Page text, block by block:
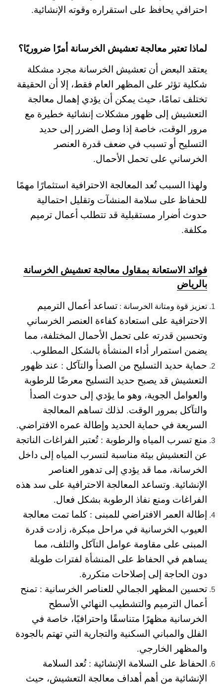
احترافي يحافظ على استقراره وقوته الإنشائية.
لماذا تعتبر معالجة تعشيش الخرسانة أمرًا ضروريًا؟
يعتقد البعض أن تعشيش الخرسانة مجرد مشكلة
شكلية تؤثر على المظهر العام فقط، إلا أن الحقيقة
تختلف تمامًا، حيث يمكن أن يؤدي إهمال معالجة
التعشيش إلى ظهور مشكلات إنشائية خطيرة مع
مرور الوقت، خاصة إذا وصل الضرر إلى حديد
التسليح أو تسبب في ضعف قدرة العنصر
الخرساني على تحمل الأحمال.
ولهذا السبب تُعد المعالجة الاحترافية استثمارًا مهمًا
للحفاظ على سلامة المنشآت وتقليل احتمالية
حدوث أضرار مستقبلية قد تتطلب أعمال ترميم
مكلفة.
فوائد الاستعانة بمقاول معالجة تعشيش الخرسانة
بالرياض
تعزيز قوة ومتانة الخرسانة : تساعد أعمال الترميم
الاحترافية على استعادة كفاءة العنصر الخرساني
وتحسين قدرته على تحمل الأحمال المختلفة، مما
يضمن استمرار أداء المنشأة بالشكل المطلوب.
حماية حديد التسليح من الصدأ والتآكل : عند ظهور
التعشيش قد يصبح حديد التسليح معرضًا للرطوبة
والعوامل الجوية، وهو ما يؤدي إلى حدوث الصدأ
والتآكل بمرور الوقت. لذلك تساهم المعالجة
السريعة في حماية الحديد وإطالة عمره الافتراضي.
منع تسرب المياه والرطوبة :تُعتبر الفراغات الناتجة
عن التعشيش بيئة مناسبة لتسرب المياه إلى داخل
الخرسانة، مما قد يؤدي إلى تدهور العناصر
الإنشائية. وتساعد المعالجة الاحترافية على سد هذه
الفراغات ومنع نفاذ الرطوبة بشكل فعال.
إطالة العمر الافتراضي للمبنى : كلما تمت معالجة
العيوب الخرسانية في مراحل مبكرة، زادت قدرة
المبنى على مقاومة عوامل التآكل والتلف، مما
يساهم في الحفاظ على المنشأة لفترات طويلة
دون الحاجة إلى إصلاحات متكررة.
تحسين المظهر الجمالي للعناصر الخرسانية : تمنح
أعمال الترميم والتشطيب النهائي الأسطح
الخرسانية مظهرًا متناسقًا واحترافيًا، خاصة في
الفلل والمباني السكنية والتجارية التي تهتم بالجودة
والمظهر الخارجي.
الحفاظ على السلامة الإنشائية :تُعد السلامة
الإنشائية من أهم أهداف معالجة التعشيش، حيث